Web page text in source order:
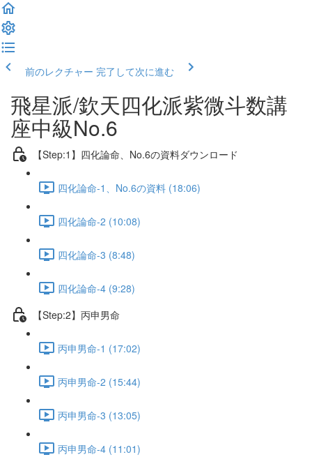
前のレクチャー 完了して次に進む
飛星派/欽天四化派紫微斗数講
座中級No.6
【Step:1】四化論命、No.6の資料ダウンロード
四化論命-1、No.6の資料 (18:06)
四化論命-2 (10:08)
四化論命-3 (8:48)
四化論命-4 (9:28)
【Step:2】丙申男命
丙申男命-1 (17:02)
丙申男命-2 (15:44)
丙申男命-3 (13:05)
丙申男命-4 (11:01)